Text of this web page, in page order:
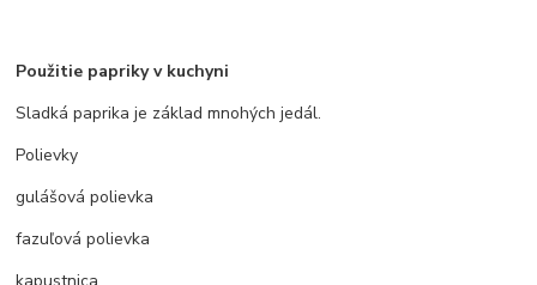
Použitie papriky v kuchyni
Sladká paprika je základ mnohých jedál.
Polievky
gulášová polievka
fazuľová polievka
kapustnica